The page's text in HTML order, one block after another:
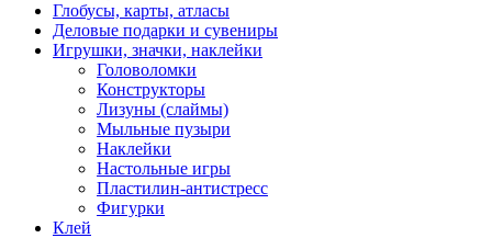
Глобусы, карты, атласы
Деловые подарки и сувениры
Игрушки, значки, наклейки
Головоломки
Конструкторы
Лизуны (слаймы)
Мыльные пузыри
Наклейки
Настольные игры
Пластилин-антистресс
Фигурки
Клей